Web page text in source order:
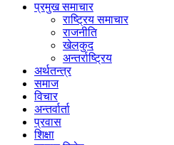
प्रमुख समाचार
राष्ट्रिय समाचार
राजनीति
खेलकुद
अन्तर्राष्ट्रिय
अर्थतन्त्र
समाज
विचार
अन्तर्वार्ता
प्रवास
शिक्षा